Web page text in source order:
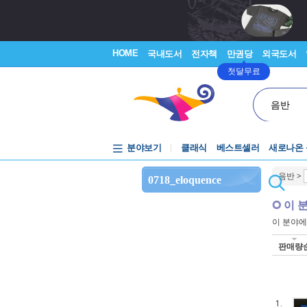
HOME 국내도서 전자책 만권당
첫달무료
외국도서
음반
분야보기 클래식 베스트셀러 새로나온
0718_eloquence 음반>
이
이 분야
판매량
1.